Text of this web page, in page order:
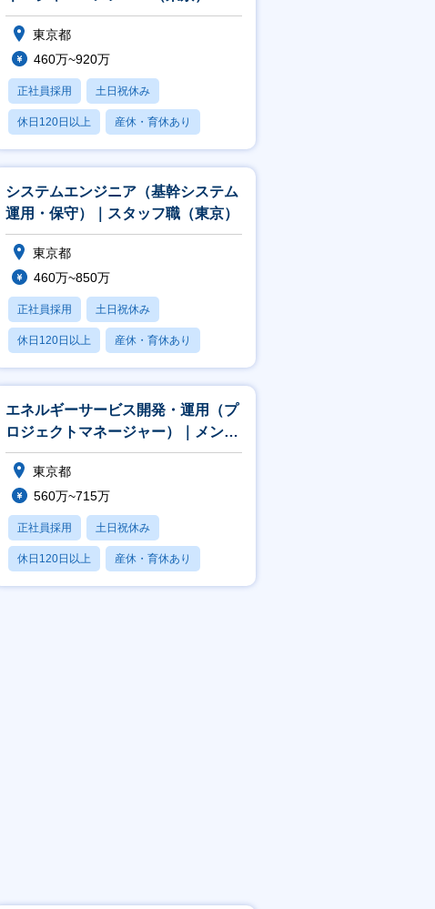
東京都
460万~920万
正社員採用 土日祝休み
休日120日以上 産休・育休あり
月残業20時間以内
システムエンジニア（基幹システム
運用・保守）｜スタッフ職（東京）
東京都
460万~850万
正社員採用 土日祝休み
休日120日以上 産休・育休あり
賞与あり
エネルギーサービス開発・運用（プ
ロジェクトマネージャー）｜メンバ
ー（東京）
東京都
560万~715万
正社員採用 土日祝休み
休日120日以上 産休・育休あり
月残業20時間以内